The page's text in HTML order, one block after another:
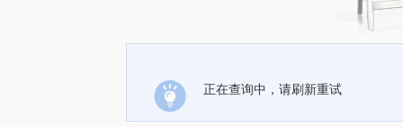
正在查询中，请刷新重试